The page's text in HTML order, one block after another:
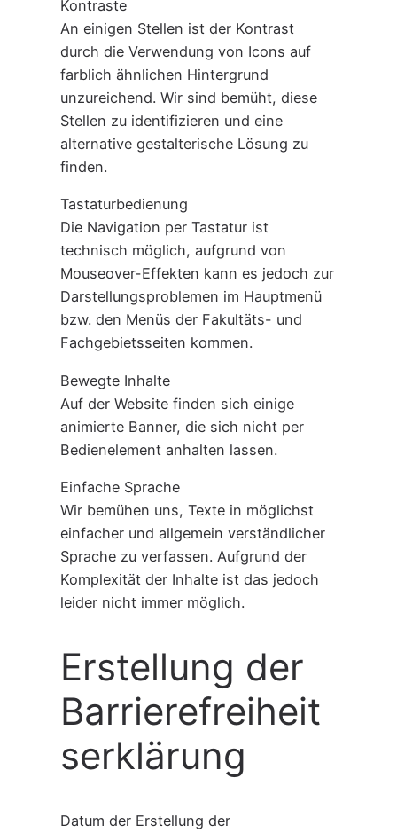
Kontraste
An einigen Stellen ist der Kontrast
durch die Verwendung von Icons auf
farblich ähnlichen Hintergrund
unzureichend. Wir sind bemüht, diese
Stellen zu identifizieren und eine
alternative gestalterische Lösung zu
finden.
Tastaturbedienung
Die Navigation per Tastatur ist
technisch möglich, aufgrund von
Mouseover-Effekten kann es jedoch zur
Darstellungsproblemen im Hauptmenü
bzw. den Menüs der Fakultäts- und
Fachgebietsseiten kommen.
Bewegte Inhalte
Auf der Website finden sich einige
animierte Banner, die sich nicht per
Bedienelement anhalten lassen.
Einfache Sprache
Wir bemühen uns, Texte in möglichst
einfacher und allgemein verständlicher
Sprache zu verfassen. Aufgrund der
Komplexität der Inhalte ist das jedoch
leider nicht immer möglich.
Erstellung der
Barrierefreiheit
serklärung
Datum der Erstellung der